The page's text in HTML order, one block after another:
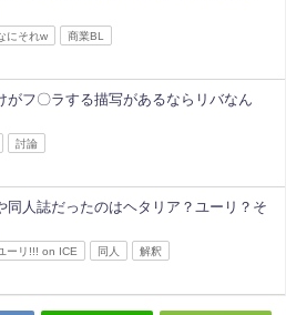
にそれw 商業BL
がフ〇ラする描写があるならリバなん
討論
同人誌だったのはヘタリア？ユーリ？そ
ーリ!!! on ICE 同人 解釈